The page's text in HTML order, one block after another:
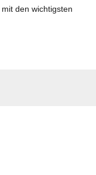
mit den wichtigsten